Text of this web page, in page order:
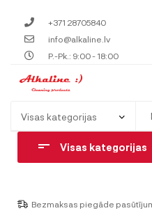
+371 28705840
info@alkaline.lv
P.-Pk.: 9:00 - 18:00
Visas kategorijas
Bezmaksas piegāde